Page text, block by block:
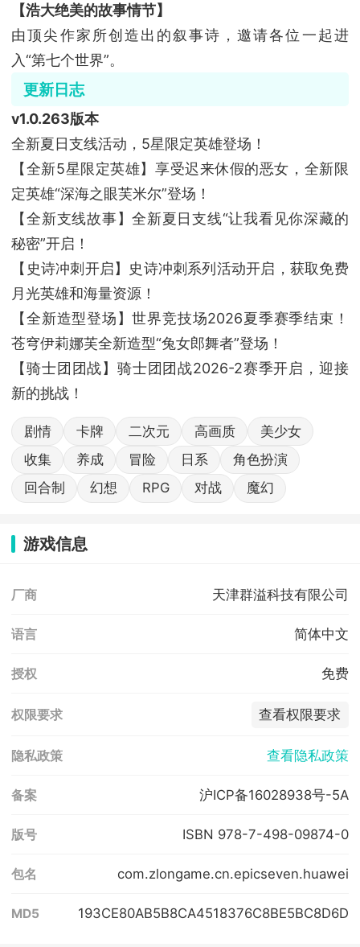
【浩大绝美的故事情节】
由顶尖作家所创造出的叙事诗，邀请各位一起进
入“第七个世界”。
更新日志
v1.0.263版本
全新夏日支线活动，5星限定英雄登场！
【全新5星限定英雄】享受迟来休假的恶女，全新限
定英雄“深海之眼芙米尔”登场！
【全新支线故事】全新夏日支线“让我看见你深藏的
秘密”开启！
【史诗冲刺开启】史诗冲刺系列活动开启，获取免费
月光英雄和海量资源！
【全新造型登场】世界竞技场2026夏季赛季结束！
苍穹伊莉娜芙全新造型“兔女郎舞者”登场！
【骑士团团战】骑士团团战2026-2赛季开启，迎接
新的挑战！
剧情 卡牌 二次元 高画质
美少女
收集
养成 冒险 日系
角色扮演
回合制
幻想 RPG 对战 魔幻
游戏信息
厂商 天津群溢科技有限公司
语言 简体中文
授权 免费
权限要求 查看权限要求
隐私政策 查看隐私政策
备案 沪ICP备16028938号-5A
版号 ISBN 978-7-498-09874-0
包名 com.zlongame.cn.epicseven.huawei
MD5 193CE80AB5B8CA4518376C8BE5BC8D6D